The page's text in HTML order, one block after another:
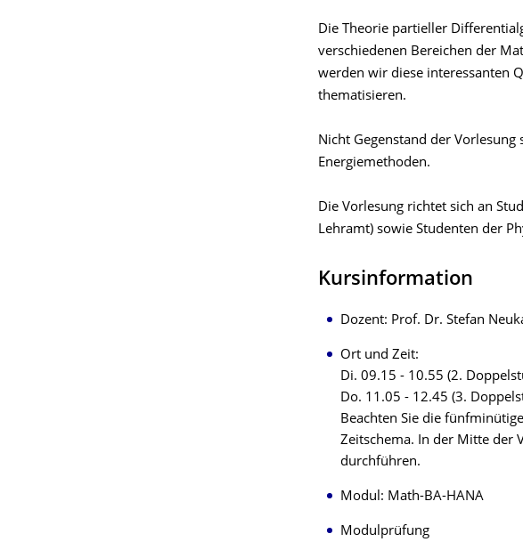
Die Theorie partieller
verschiedenen Bereichen der
werden wir diese interessanten
thematisieren.
Nicht Gegenstand der
Energiemethoden.
Die Vorlesung richtet sich an
Lehramt) sowie Studenten der
Kursinformation
Dozent: Prof. Dr. Stefan
Ort und Zeit:
Di. 09.15 - 10.55 (2.
Do. 11.05 - 12.45 (3.
Beachten Sie die
Zeitschema. In der Mitte der
durchführen.
Modul: Math-BA-HANA
Modulprüfung